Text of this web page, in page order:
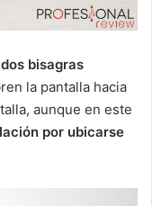
dos bisagras
la pantalla hacia
aunque en este
por ubicarse